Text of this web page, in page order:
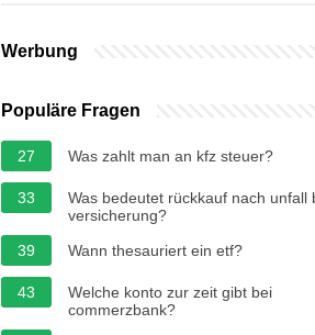
Werbung
Populäre Fragen
27 Was zahlt man an kfz steuer?
33
Was bedeutet rückkauf nach unfall
versicherung?
39
Wann thesauriert ein etf?
43
Welche konto zur zeit gibt bei
commerzbank?